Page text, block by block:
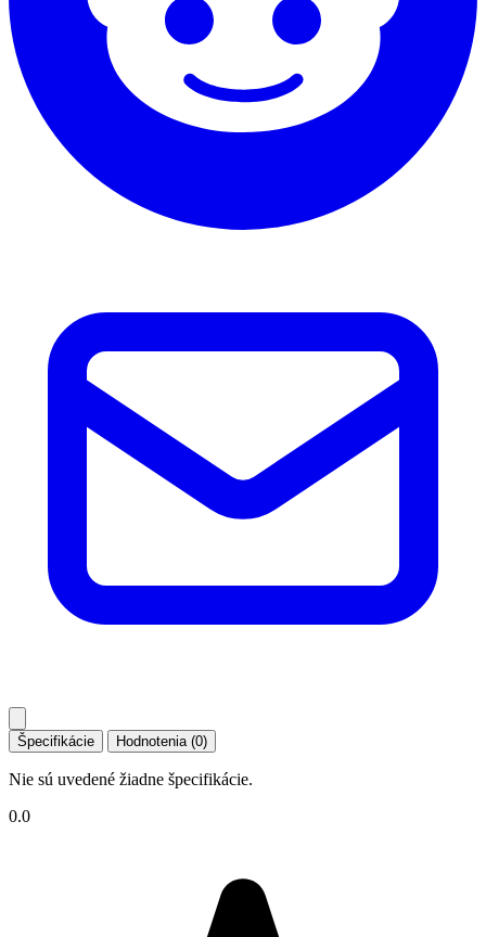
Špecifikácie Hodnotenia (0)
Nie sú uvedené žiadne špecifikácie.
0.0